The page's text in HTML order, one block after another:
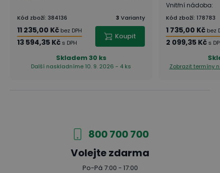
Kód zboží: 384136 3 Varianty
11 235,00 Kč bez DPH
13 594,35 Kč s DPH
Koupit
Skladem30 ks
Další naskladníme 10. 9. 2026 - 4 ks
Vnitřní nádoba:
Kód zboží: 178783
1 735,00 Kč bez
2 099,35 Kč s
Zobrazit termíny
800 700 700
Volejte zdarma
Po-Pá 7:00 - 17:00